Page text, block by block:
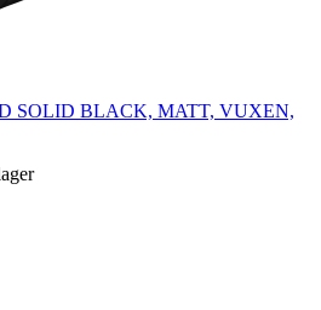
SOLID BLACK, MATT, VUXEN,